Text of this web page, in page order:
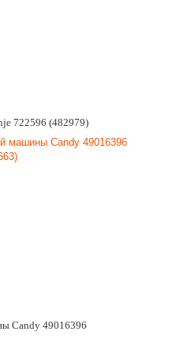
722596 (482979)
Candy 49016396